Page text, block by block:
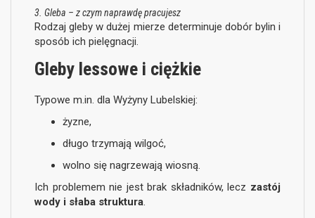
3. Gleba – z czym naprawdę pracujesz
Rodzaj gleby w dużej mierze determinuje dobór bylin i
sposób ich pielęgnacji.
Gleby lessowe i ciężkie
Typowe m.in. dla Wyżyny Lubelskiej:
żyzne,
długo trzymają wilgoć,
wolno się nagrzewają wiosną.
Ich problemem nie jest brak składników, lecz zastój
wody i słaba struktura.